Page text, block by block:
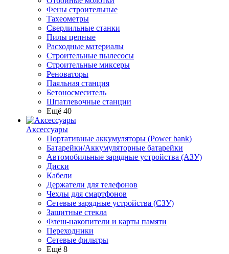
Фены строительные
Тахеометры
Сверлильные станки
Пилы цепные
Расходные материалы
Строительные пылесосы
Строительные миксеры
Реноваторы
Паяльная станция
Бетоносмеситель
Шпатлевочные станции
Ещё 40
Аксессуары
Портативные аккумуляторы (Power bank)
Батарейки/Аккумуляторные батарейки
Автомобильные зарядные устройства (АЗУ)
Диски
Кабели
Держатели для телефонов
Чехлы для смартфонов
Сетевые зарядные устройства (СЗУ)
Защитные стекла
Флеш-накопители и карты памяти
Переходники
Сетевые фильтры
Ещё 8